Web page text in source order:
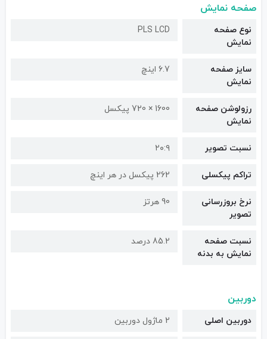
صفحه نمایش
نوع صفحه
نمایش
PLS LCD
سایز صفحه
نمایش
6.7 اینچ
رزولوشن صفحه
نمایش
1600 × 720 پیکسل
نسبت تصویر ۲۰:۹
تراکم پیکسلی 262 پیکسل در هر اینچ
نرخ بروزرسانی
تصویر
90 هرتز
نسبت صفحه
نمایش به بدنه
85.2 درصد
دوربین
دوربین اصلی 2 ماژول دوربین